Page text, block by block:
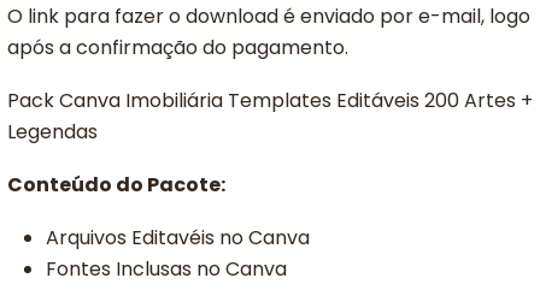
O link para fazer o download é enviado por e-mail, logo
após a confirmação do pagamento.
Pack Canva Imobiliária Templates Editáveis 200 Artes +
Legendas
Conteúdo do Pacote:
Arquivos Editavéis no Canva
Fontes Inclusas no Canva